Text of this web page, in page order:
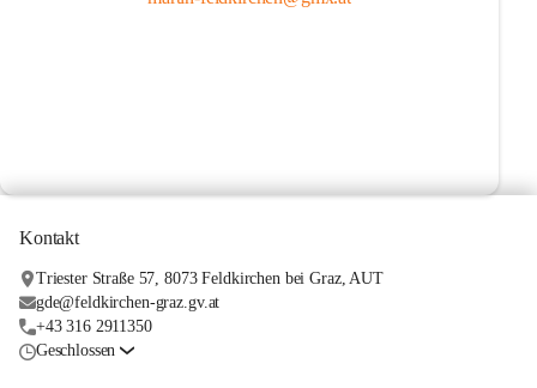
Kontakt
Triester Straße 57, 8073 Feldkirchen bei Graz, AUT
gde@feldkirchen-graz.gv.at
+43 316 2911350
Geschlossen